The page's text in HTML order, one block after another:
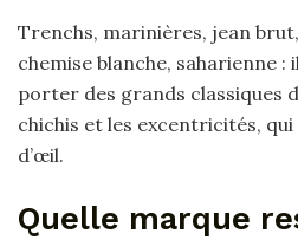
Trenchs, marinières, jean
chemise blanche, saharienne :
porter des grands classiques
chichis et les excentricités,
d’œil.
Quelle marque